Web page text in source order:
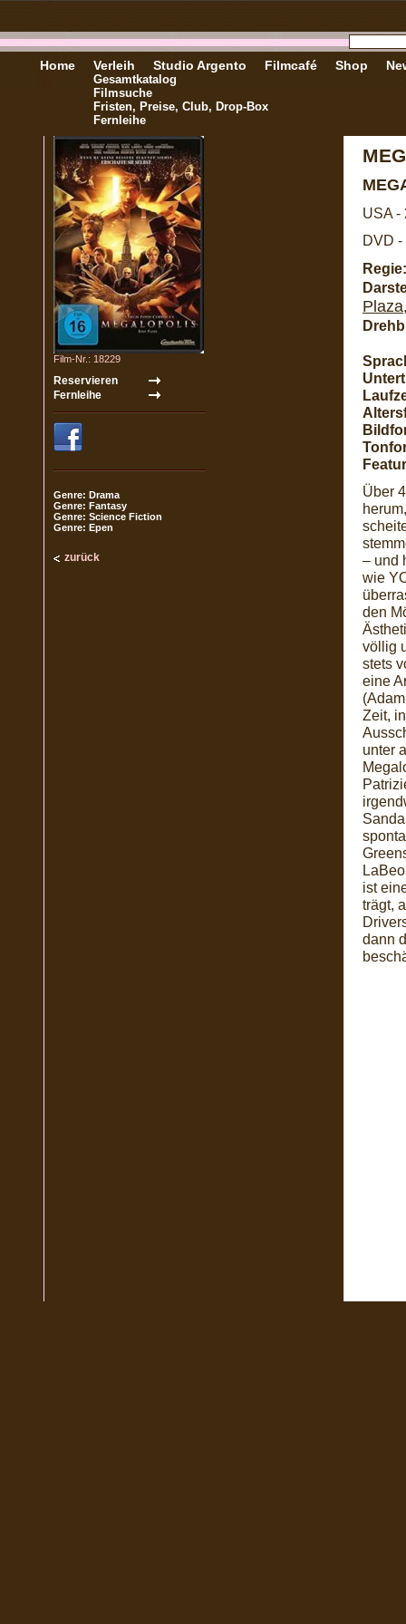
Home Verleih
Gesamtkatalog
Filmsuche
Fristen, Preise, Club, Drop-Box
Fernleihe
Studio Argento Filmcafé Shop
Film-Nr.: 18229
Genre: Drama
Genre: Fantasy
Genre: Science Fiction
Genre: Epen
zurück
USA -
DVD -
Regie:
Plaza
Über
– und
wie
den
völlig
stets
eine
Zeit,
unter
ist
trägt,
dann